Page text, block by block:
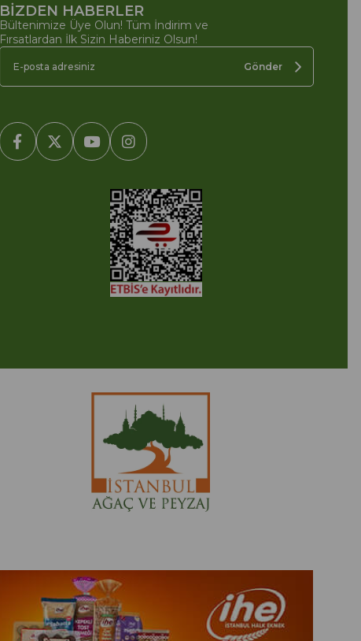
BİZDEN HABERLER
Bültenimize Üye Olun! Tüm İndirim ve
Fırsatlardan İlk Sizin Haberiniz Olsun!
Gönder